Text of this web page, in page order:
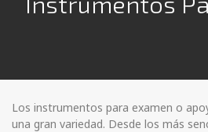
Los instrumentos para examen o
una gran variedad. Desde los más